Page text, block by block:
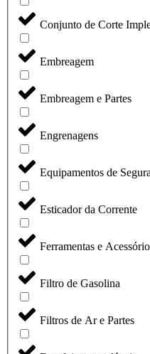
Conjunto de Corte
Embreagem
Embreagem e Partes
Engrenagens
Equipamentos de
Esticador da Corrente
Ferramentas e
Filtro de Gasolina
Filtros de Ar e Partes